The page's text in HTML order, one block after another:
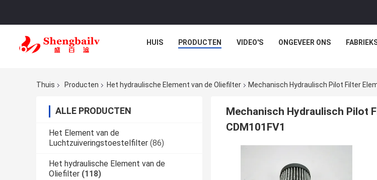
HUIS PRODUCTEN VIDEO'S ONGEVEER ONS
Thuis Producten Het hydraulische Element van de Oliefilter Mechanisch Hydraulisch Pilot Filter
ALLE PRODUCTEN
Het Element van de
Luchtzuiveringstoestelfilter (86)
Het hydraulische Element van de
Oliefilter (118)
Mechanisch Hydraulisch Pilot
CDM101FV1